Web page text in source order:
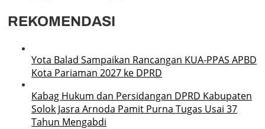
REKOMENDASI
Yota Balad Sampaikan Rancangan KUA-PPAS APBD
Kota Pariaman 2027 ke DPRD
Kabag Hukum dan Persidangan DPRD Kabupaten
Solok Jasra Arnoda Pamit Purna Tugas Usai 37
Tahun Mengabdi